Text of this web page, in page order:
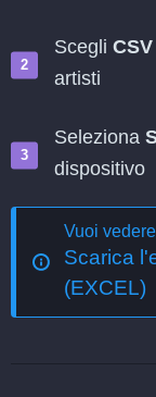
Scegli
artisti
Seleziona
dispositivo
Vuoi
Scarica
(EXCEL)